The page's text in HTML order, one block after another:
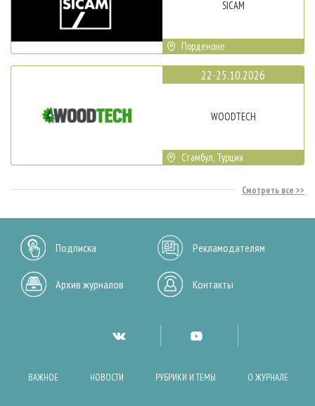
SICAM
Порденоне
22-25.10.2026
WOODTECH
Стамбул, Турция
Смотреть все
Подписка Рекламодателям
Архив журналов Контакты
ВАЖНОЕ НОВОСТИ РУБРИКИ И ТЕМЫ О ЖУРНАЛЕ